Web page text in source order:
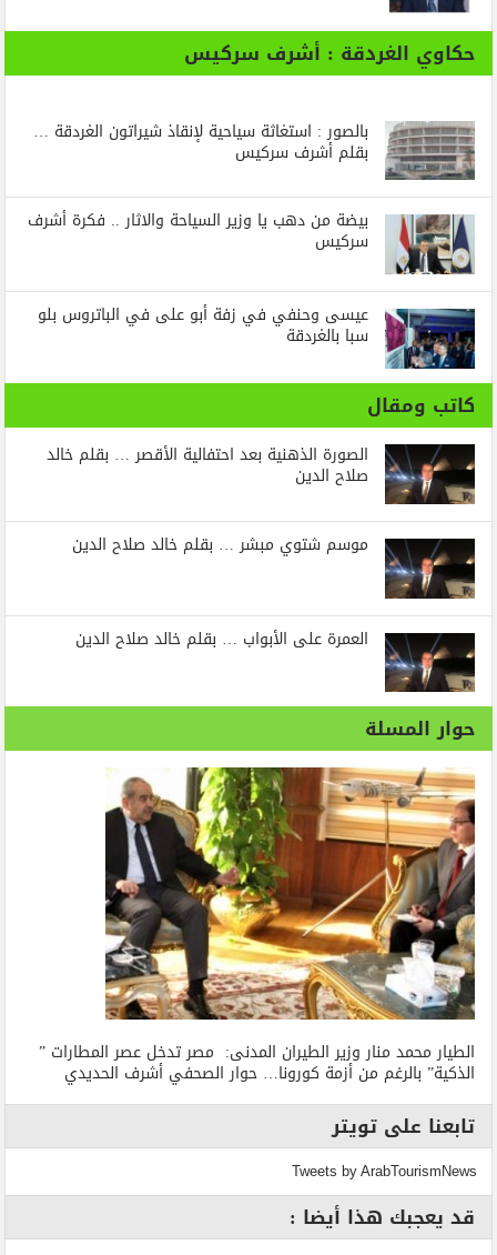
حكاوي الغردقة : أشرف سركيس
بالصور : استغاثة سياحية لإنقاذ شيراتون الغردقة …
بقلم أشرف سركيس
بيضة من دهب يا وزير السياحة والاثار .. فكرة أشرف
سركيس
عيسى وحنفي في زفة أبو على في الباتروس بلو
سبا بالغردقة
كاتب ومقال
الصورة الذهنية بعد احتفالية الأقصر … بقلم خالد
صلاح الدين
موسم شتوي مبشر … بقلم خالد صلاح الدين
العمرة على الأبواب … بقلم خالد صلاح الدين
حوار المسلة
الطيار محمد منار وزير الطيران المدنى: مصر تدخل عصر المطارات ”
الذكية” بالرغم من أزمة كورونا… حوار الصحفي أشرف الحديدي
تابعنا على تويتر
Tweets by ArabTourismNews
قد يعجبك هذا أيضا :